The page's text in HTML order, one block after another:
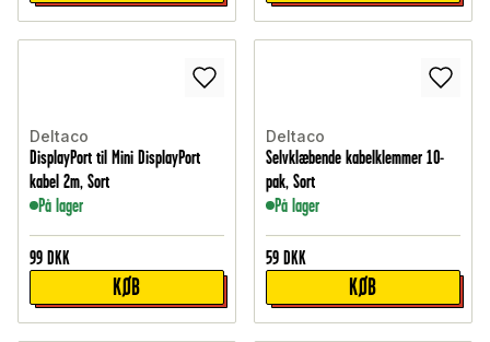
Deltaco
DisplayPort til Mini DisplayPort
kabel 2m, Sort
På lager
99 DKK
KØB
Deltaco
Selvklæbende kabelklemmer 10-
pak, Sort
På lager
59 DKK
KØB